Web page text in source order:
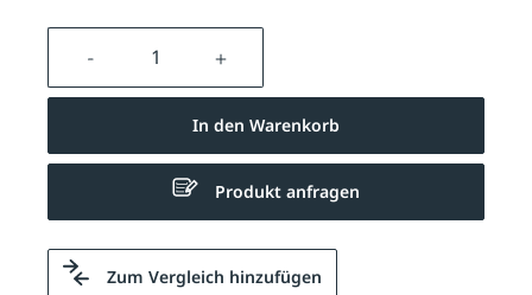
Produkt Anzahl: Gib den
In den Warenkorb
Produkt anfragen
Zum Vergleich hinzufügen